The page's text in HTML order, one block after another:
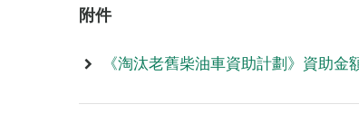
附件
《淘汰老舊柴油車資助計劃》資助